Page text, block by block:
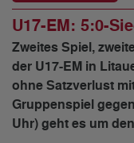
U17-EM: 5:0-
Zweites Spiel,
der U17-EM in
ohne Satzverlust
Gruppenspiel
Uhr) geht es um